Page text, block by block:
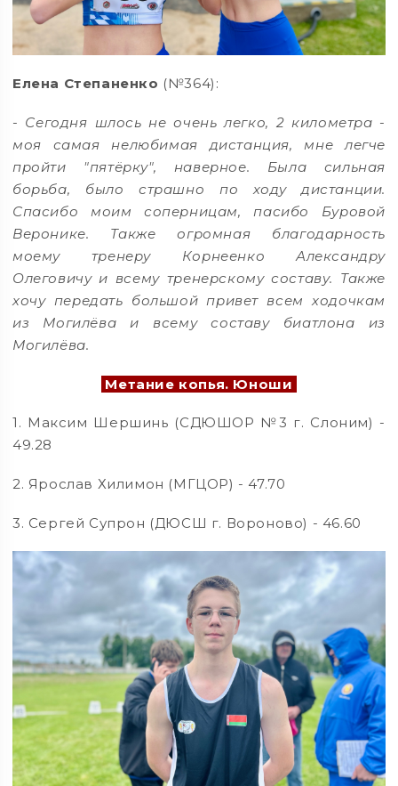
Елена Степаненко (№364):
- Сегодня шлось не очень легко, 2 километра -
моя самая нелюбимая дистанция, мне легче
пройти "пятёрку", наверное. Была сильная
борьба, было страшно по ходу дистанции.
Спасибо моим соперницам, пасибо Буровой
Веронике. Также огромная благодарность
моему тренеру Корнеенко Александру
Олеговичу и всему тренерскому составу. Также
хочу передать большой привет всем ходочкам
из Могилёва и всему составу биатлона из
Могилёва.
Метание копья. Юноши
1. Максим Шершинь (СДЮШОР №3 г. Слоним) -
49.28
2. Ярослав Хилимон (МГЦОР) - 47.70
3. Сергей Супрон (ДЮСШ г. Вороново) - 46.60